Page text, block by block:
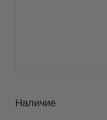
Наличие